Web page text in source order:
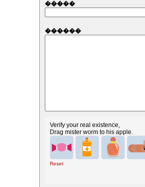
�����
������
Verify your real existence,
Drag mister worm to his apple.
Reset